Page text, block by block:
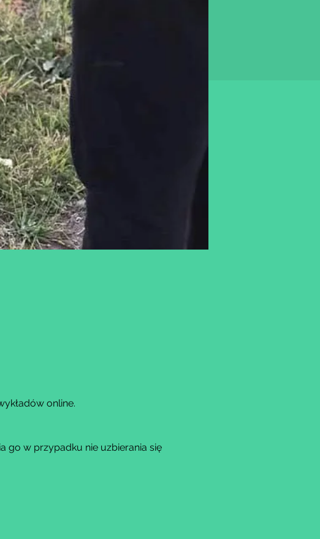
online.
go w przypadku nie uzbierania się